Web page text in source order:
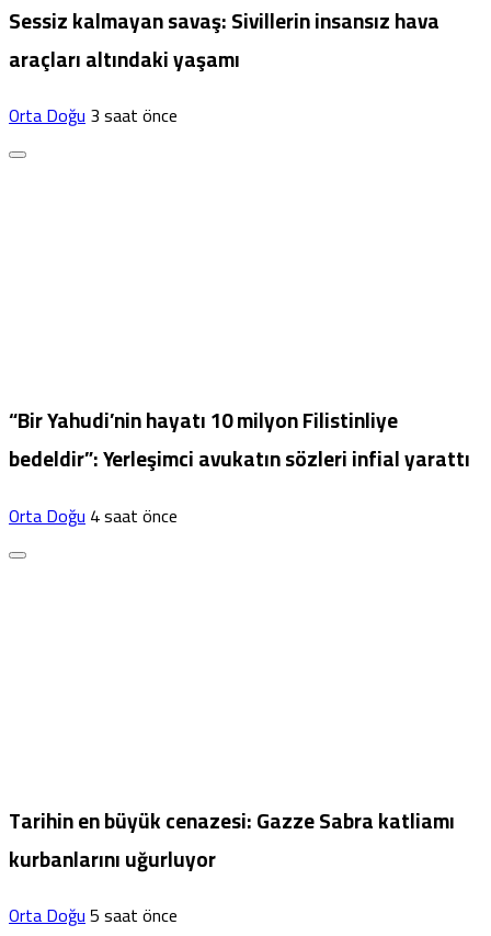
Sessiz kalmayan savaş: Sivillerin insansız hava
araçları altındaki yaşamı
Orta Doğu3 saat önce
“Bir Yahudi’nin hayatı 10 milyon Filistinliye
bedeldir”: Yerleşimci avukatın sözleri infial yarattı
Orta Doğu4 saat önce
Tarihin en büyük cenazesi: Gazze Sabra katliamı
kurbanlarını uğurluyor
Orta Doğu5 saat önce